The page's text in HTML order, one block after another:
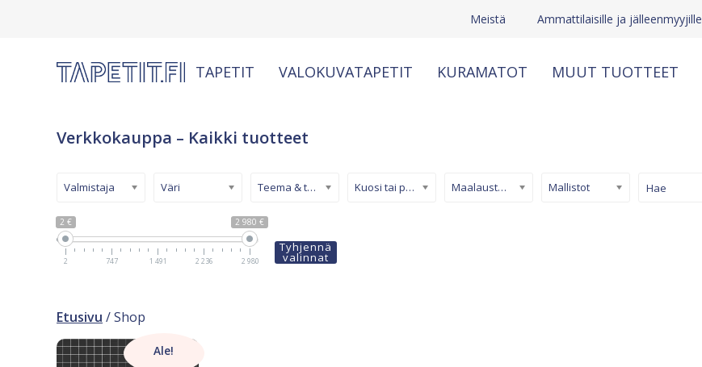
Meistä Ammattilaisille ja jälleenmyyjille
TAPETIT VALOKUVATAPETIT KURAMATOT MUUT TUOTTEET
Verkkokauppa – Kaikki tuotteet
2 € 2 980 €
2 747 1 491 2 236 2 980
Valmistaja Väri Teema & tyyli Kuosi tai pinta Maalaustapetti Mallistot
Tyhjennä
valinnat
Etusivu / Shop
Ale!